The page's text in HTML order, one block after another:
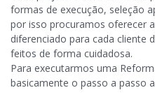
formas de execução, seleção
por isso procuramos oferecer
diferenciado para cada cliente
feitos de forma cuidadosa.
Para executarmos uma
basicamente o passo a passo